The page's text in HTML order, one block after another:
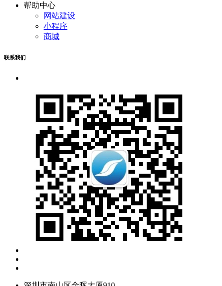
帮助中心
网站建设
小程序
商城
联系我们